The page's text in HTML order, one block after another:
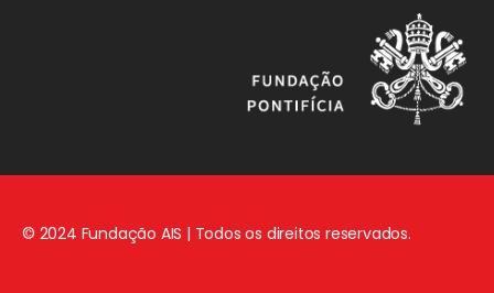
© 2024 Fundação AIS | Todos os direitos reservados.